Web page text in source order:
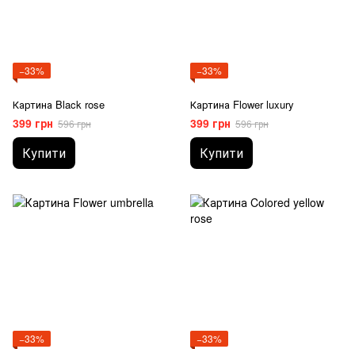
−33%
Картина Black rose
399 грн 596 грн
Купити
−33%
Картина Flower luxury
399 грн 596 грн
Купити
−33% −33%